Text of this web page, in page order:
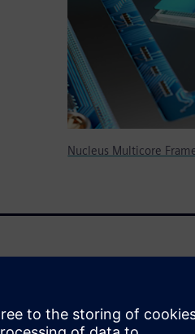
Nucleus Multicore